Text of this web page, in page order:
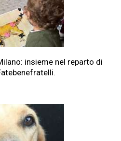
insieme nel reparto di